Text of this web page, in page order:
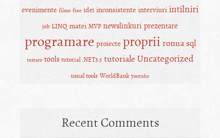
evenimente filme free idei inconsistente interviuri intilniri
job LINQ matei MVP newslinkuri prezentare
programare proiecte proprii ronua sql
testare tools tutorial .NET3.5 tutorialeUncategorized
usual tools WorldBank youtube
Recent Comments